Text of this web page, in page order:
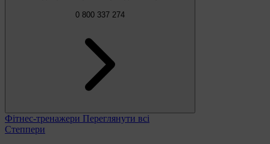
0 800 337 274
Фітнес-тренажери Переглянути всі
Степпери